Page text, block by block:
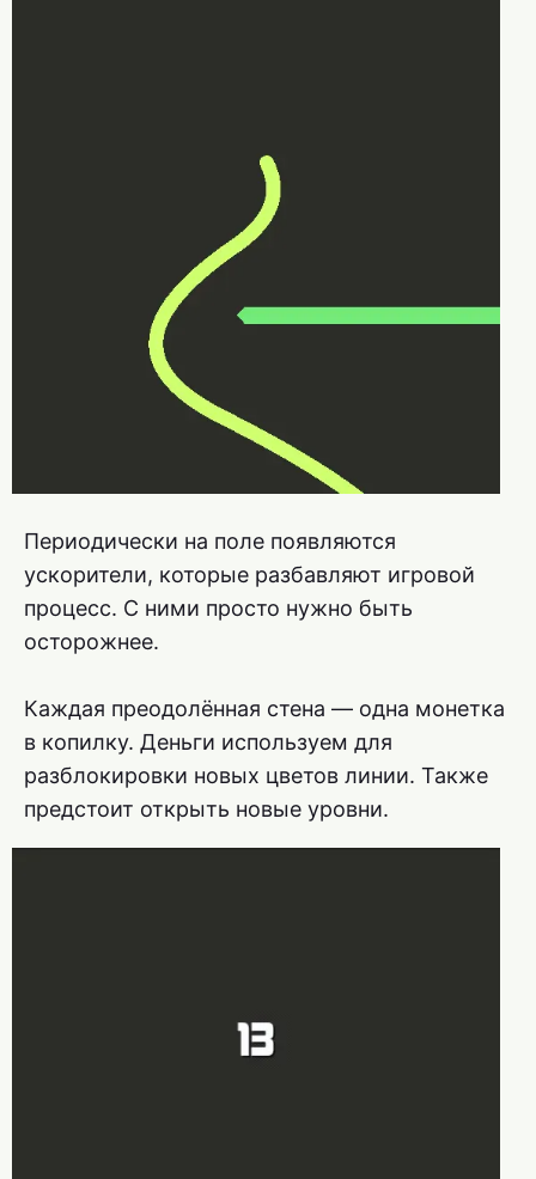
Периодически на поле появляются
ускорители, которые разбавляют игровой
процесс. С ними просто нужно быть
осторожнее.
Каждая преодолённая стена — одна монетка
в копилку. Деньги используем для
разблокировки новых цветов линии. Также
предстоит открыть новые уровни.